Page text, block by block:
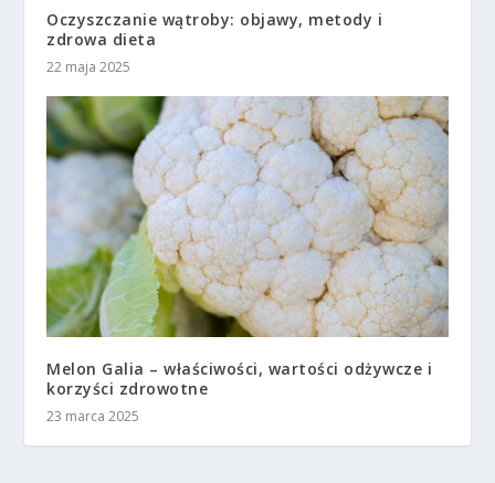
Oczyszczanie wątroby: objawy, metody i
zdrowa dieta
22 maja 2025
Melon Galia – właściwości, wartości odżywcze i
korzyści zdrowotne
23 marca 2025